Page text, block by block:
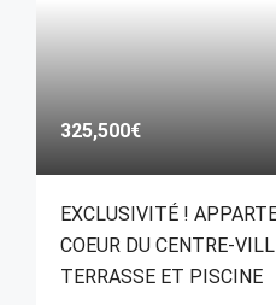
325,500€
EXCLUSIVITÉ !
COEUR DU CENTRE-
TERRASSE ET PISCINE